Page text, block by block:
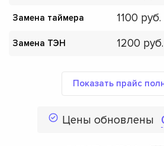
Замена таймера 1100
Замена ТЭН 1200
Показать прайс
Цены обновлены